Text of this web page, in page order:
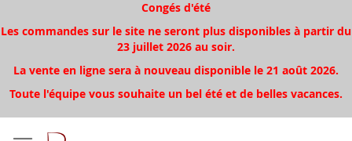
Congés d'été
Les commandes sur le site ne seront plus disponibles à partir du
23 juillet 2026 au soir.
La vente en ligne sera à nouveau disponible le 21 août 2026.
Toute l'équipe vous souhaite un bel été et de belles vacances.